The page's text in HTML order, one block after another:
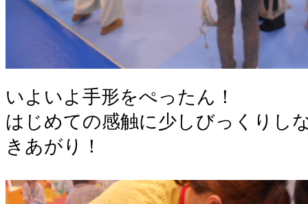
いよいよ手形をぺったん！
はじめての感触に少しびっくりし
きあがり！